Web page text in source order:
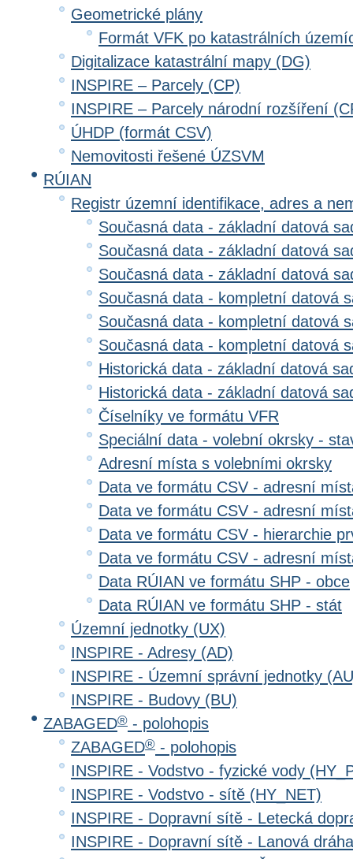
Geometrické plány
Formát VFK po katastrálních
Digitalizace katastrální mapy (DG)
INSPIRE – Parcely (CP)
INSPIRE – Parcely národní rozšíření
ÚHDP (formát CSV)
Nemovitosti řešené ÚZSVM
RÚIAN
Registr územní identifikace, adres a
Současná data - základní datová
Současná data - základní datová
Současná data - základní datová
Současná data - kompletní datová
Současná data - kompletní datová
Současná data - kompletní datová
Historická data - základní datová
Historická data - základní datová
Číselníky ve formátu VFR
Speciální data - volební okrsky -
Adresní místa s volebními okrsky
Data ve formátu CSV - adresní
Data ve formátu CSV - adresní
Data ve formátu CSV - hierarchie
Data ve formátu CSV - adresní
Data RÚIAN ve formátu SHP - obce
Data RÚIAN ve formátu SHP - stát
Územní jednotky (UX)
INSPIRE - Adresy (AD)
INSPIRE - Územní správní jednotky
INSPIRE - Budovy (BU)
ZABAGED® - polohopis
ZABAGED® - polohopis
INSPIRE - Vodstvo - fyzické vody
INSPIRE - Vodstvo - sítě (HY_NET)
INSPIRE - Dopravní sítě - Letecká
INSPIRE - Dopravní sítě - Lanová